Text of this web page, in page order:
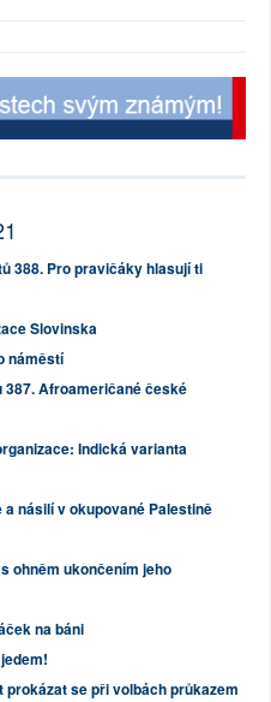
388. Pro pravičáky hlasují ti
Slovinska
náměstí
Afroameričané české
Indická varianta
a násilí v okupované Palestině
ohněm ukončením jeho
na báni
prokázat se při volbách průkazem